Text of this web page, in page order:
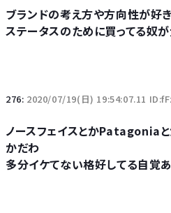
ブランドの考え方や方向性が好
ステータスのために買ってる奴
276: 2020/07/19(日) 19:54:07.11
ノースフェイスとかPatagonia
かだわ
多分イケてない格好してる自覚